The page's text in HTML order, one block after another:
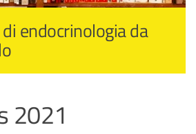
endocrinologia da
2021